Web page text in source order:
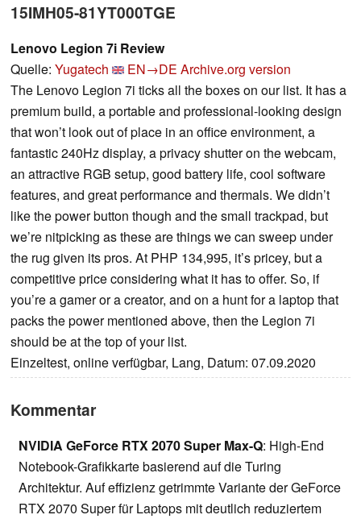
15IMH05-81YT000TGE
Lenovo Legion 7i Review
Quelle: Yugatech EN→DE Archive.org version
The Lenovo Legion 7i ticks all the boxes on our list. It has a
premium build, a portable and professional-looking design
that won’t look out of place in an office environment, a
fantastic 240Hz display, a privacy shutter on the webcam,
an attractive RGB setup, good battery life, cool software
features, and great performance and thermals. We didn’t
like the power button though and the small trackpad, but
we’re nitpicking as these are things we can sweep under
the rug given its pros. At PHP 134,995, it’s pricey, but a
competitive price considering what it has to offer. So, if
you’re a gamer or a creator, and on a hunt for a laptop that
packs the power mentioned above, then the Legion 7i
should be at the top of your list.
Einzeltest, online verfügbar, Lang, Datum: 07.09.2020
Kommentar
NVIDIA GeForce RTX 2070 Super Max-Q: High-End
Notebook-Grafikkarte basierend auf die Turing
Architektur. Auf effizienz getrimmte Variante der GeForce
RTX 2070 Super für Laptops mit deutlich reduziertem